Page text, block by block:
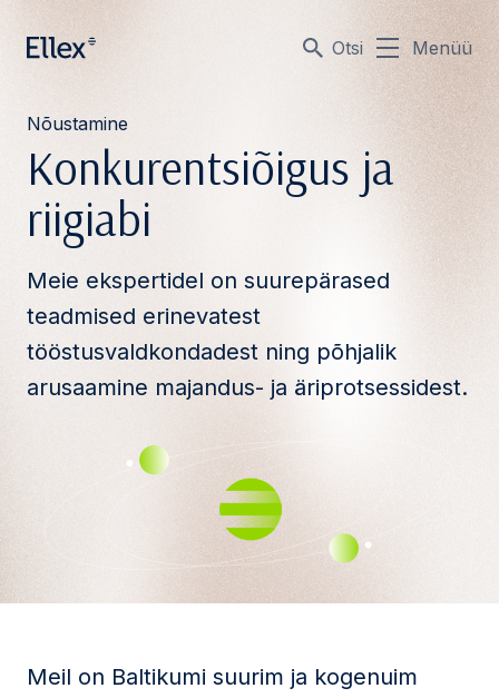
Otsi Menüü
Nõustamine
Konkurentsiõigus ja
riigiabi
Meie ekspertidel on suurepärased
teadmised erinevatest
tööstusvaldkondadest ning põhjalik
arusaamine majandus- ja äriprotsessidest.
Meil on Baltikumi suurim ja kogenuim